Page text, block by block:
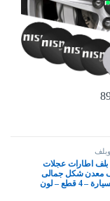
اطارات عجلات
معدن شكل جمالى
لاطارات السيارة – 4 قطع – لون